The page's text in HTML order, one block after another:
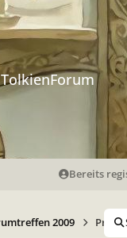
TolkienForum
Bereits
2009